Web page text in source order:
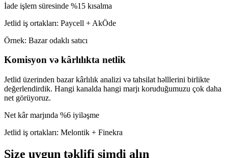
İade işlem süresinde %15 kısalma
Jetlid iş ortakları: Paycell + AkÖde
Örnek: Bazar odaklı satıcı
Komisyon və kârlılıkta netlik
Jetlid üzerinden bazar kârlılık analizi və tahsilat həlllerini birlikte
değerlendirdik. Hangi kanalda hangi marjı koruduğumuzu çok daha
net görüyoruz.
Net kâr marjında %6 iyiləşme
Jetlid iş ortakları: Melontik + Finekra
Size uygun təklifi şimdi alın